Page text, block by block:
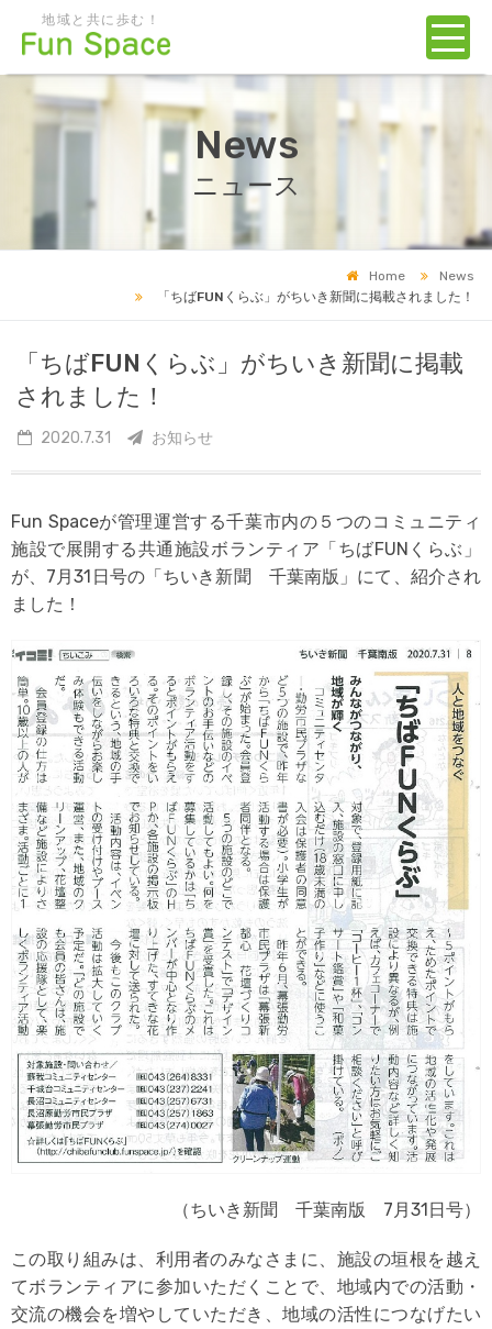
地域と共に歩む！
News
ニュース
Home
News
「ちばFUNくらぶ」がちいき新聞に掲載されました！
「ちばFUNくらぶ」がちいき新聞に掲載
されました！
2020.7.31 お知らせ
Fun Spaceが管理運営する千葉市内の５つのコミュニティ
施設で展開する共通施設ボランティア「ちばFUNくらぶ」
が、7月31日号の「ちいき新聞 千葉南版」にて、紹介され
ました！
（ちいき新聞 千葉南版 7月31日号）
この取り組みは、利用者のみなさまに、施設の垣根を越え
てボランティアに参加いただくことで、地域内での活動・
交流の機会を増やしていただき、地域の活性につなげたい